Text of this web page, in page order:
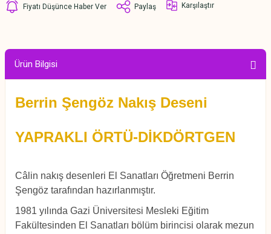
Fiyatı Düşünce Haber Ver Paylaş Karşılaştır
Ürün Bilgisi
Berrin Şengöz Nakış Deseni
YAPRAKLI ÖRTÜ-DİKDÖRTGEN
Câlin nakış desenleri El Sanatları Öğretmeni Berrin
Şengöz tarafından hazırlanmıştır.
1981 yılında Gazi Üniversitesi Mesleki Eğitim
Fakültesinden El Sanatları bölüm birincisi olarak mezun